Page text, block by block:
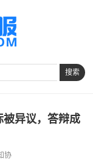
搜索
被异议，答辩成
协